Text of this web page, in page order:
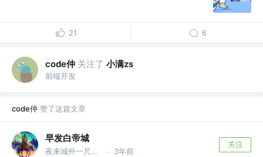
21 6
code仲 关注了 小满zs
前端开发
code仲 赞了这篇文章
早发白帝城
夜来城外一尺雪 @晓驾电车辗冰辙 · 3年前
关注